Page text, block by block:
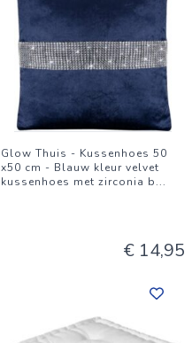
Glow Thuis - Kussenhoes 50
x50 cm - Blauw kleur velvet
kussenhoes met zirconia b...
€ 14,95